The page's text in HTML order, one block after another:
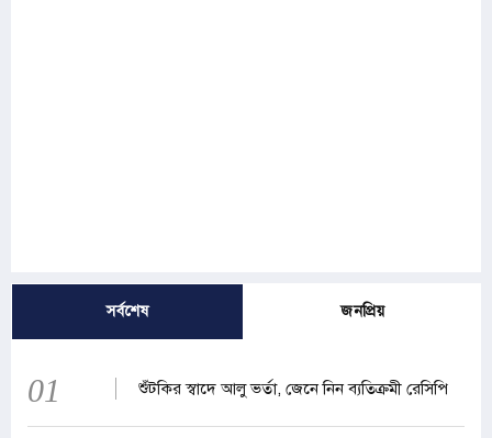
সর্বশেষ জনপ্রিয়
01 শুঁটকির স্বাদে আলু ভর্তা, জেনে নিন ব্যতিক্রমী রেসিপি